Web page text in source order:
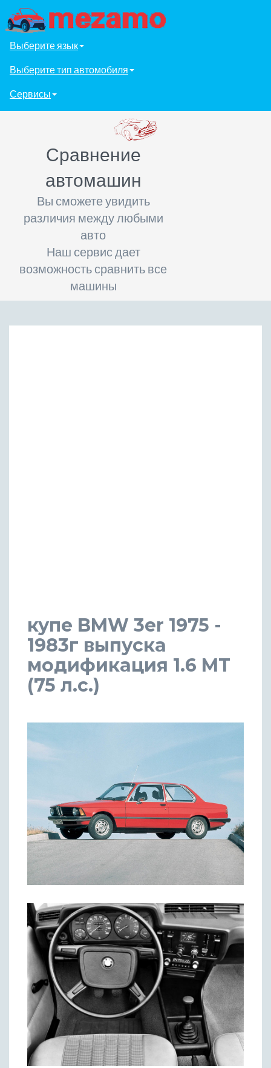
Выберите язык
Выберите тип автомобиля
Сервисы
Сравнение
автомашин
Вы сможете увидить
различия между любыми
авто
Наш сервис дает
возможность сравнить все
машины
купе BMW 3er 1975 -
1983г выпуска
модификация 1.6 MT
(75 л.с.)